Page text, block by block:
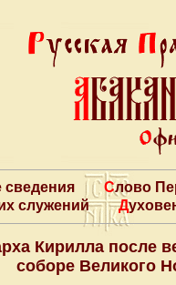
сведения
Слово
служений
Кирилла после
соборе Великого